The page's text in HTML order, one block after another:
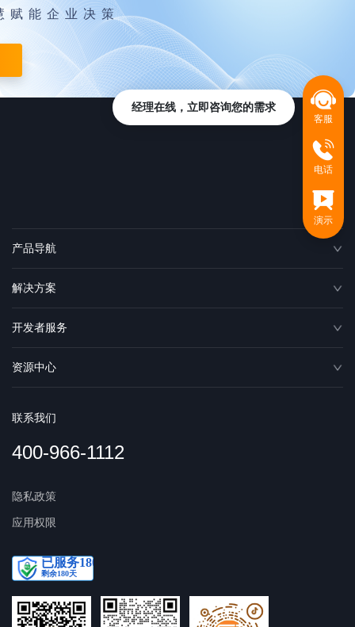
赋能企业决策
产品导航
解决方案
开发者服务
资源中心
联系我们
400-966-1112
隐私政策
应用权限
客服
电话
演示
经理在线，立即咨询您的需求